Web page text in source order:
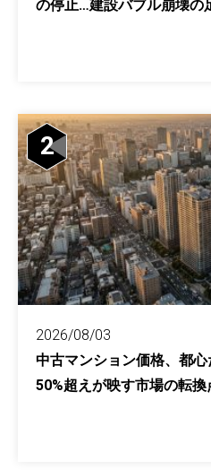
の停止…建設バブル崩壊の
2
2026/08/03
中古マンション価格、都
50%超えが映す市場の転換